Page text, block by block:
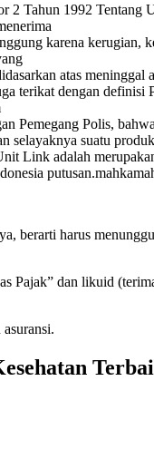
2 Tahun 1992 Tentang
karena
atas meninggal
terikat dengan definisi
Pemegang Polis,
selayaknya suatu
Link adalah
berarti harus
Pajak” dan likuid